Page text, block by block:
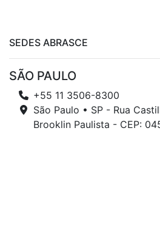
SEDES ABRASCE
SÃO PAULO
+55 11 3506-8300
São Paulo • SP - Rua
Brooklin Paulista - CEP: